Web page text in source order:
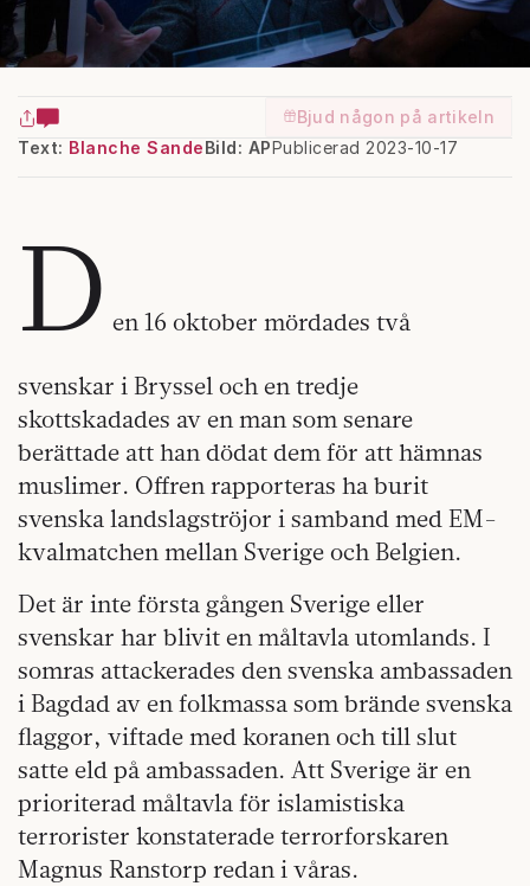
Bjud någon på artikeln
Text: Blanche Sande Publicerad 2023-10-17
Bild: AP
D en 16 oktober mördades två
svenskar i Bryssel och en tredje
skottskadades av en man som senare
berättade att han dödat dem för att hämnas
muslimer. Offren rapporteras ha burit
svenska landslagströjor i samband med EM-
kvalmatchen mellan Sverige och Belgien.
Det är inte första gången Sverige eller
svenskar har blivit en måltavla utomlands. I
somras attackerades den svenska ambassaden
i Bagdad av en folkmassa som brände svenska
flaggor, viftade med koranen och till slut
satte eld på ambassaden. Att Sverige är en
prioriterad måltavla för islamistiska
terrorister konstaterade terrorforskaren
Magnus Ranstorp redan i våras.